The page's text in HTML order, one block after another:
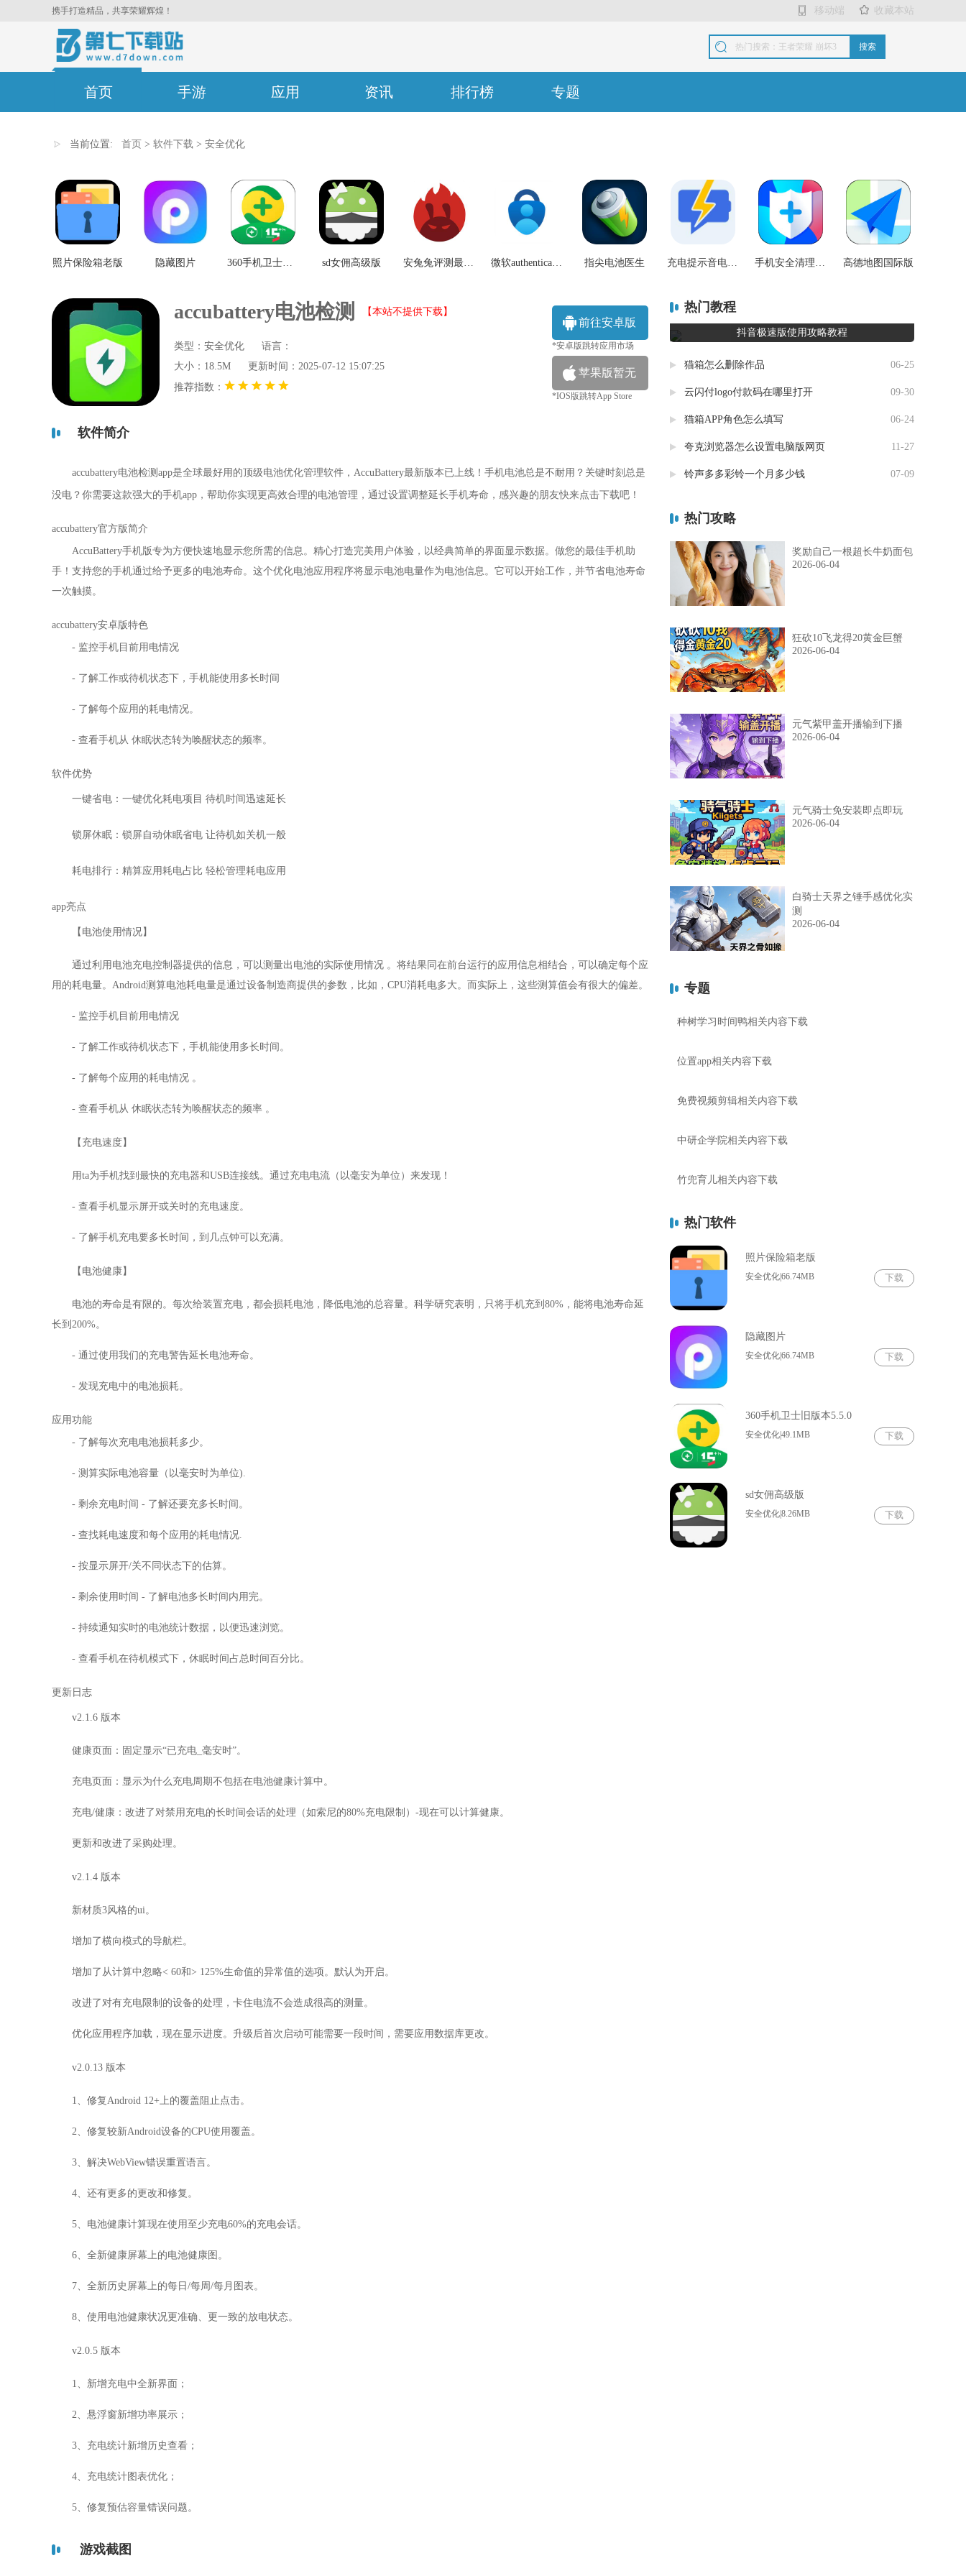
携手打造精品，共享荣耀辉煌！ 移动端 收藏本站
搜索
首页 手游 应用 资讯 排行榜 专题
当前位置: 首页 > 软件下载 > 安全优化
照片保险箱老版 隐藏图片 360手机卫士旧版本5.5.0 sd女佣高级版 安兔兔评测最新版本 微软authenticator身份验证器 指尖电池医生 充电提示音电池管家 手机安全清理大师 高德地图国际版
accubattery电池检测 【本站不提供下载】
类型：安全优化
语言：
大小：18.5M
更新时间：2025-07-12 15:07:25
推荐指数：
前往安卓版
*安卓版跳转应用市场
苹果版暂无
*IOS版跳转App Store
软件简介
accubattery电池检测app是全球最好用的顶级电池优化管理软件，AccuBattery最新版本已上线！手机电池总是不耐用？关键时刻总是
没电？你需要这款强大的手机app，帮助你实现更高效合理的电池管理，通过设置调整延长手机寿命，感兴趣的朋友快来点击下载吧！
accubattery官方版简介
AccuBattery手机版专为方便快速地显示您所需的信息。精心打造完美用户体验，以经典简单的界面显示数据。做您的最佳手机助
手！支持您的手机通过给予更多的电池寿命。这个优化电池应用程序将显示电池电量作为电池信息。它可以开始工作，并节省电池寿命
一次触摸。
accubattery安卓版特色
- 监控手机目前用电情况
- 了解工作或待机状态下，手机能使用多长时间
- 了解每个应用的耗电情况。
- 查看手机从 休眠状态转为唤醒状态的频率。
软件优势
一键省电 ：一键优化耗电项目 待机时间迅速延长
锁屏休眠 ：锁屏自动休眠省电 让待机如关机一般
耗电排行 ：精算应用耗电占比 轻松管理耗电应用
app亮点
【电池使用情况】
通过利用电池充电控制器提供的信息，可以测量出电池的实际使用情况 。将结果同在前台运行的应用信息相结合，可以确定每个应
用的耗电量。Android测算电池耗电量是通过设备制造商提供的参数，比如，CPU消耗电多大。而实际上，这些测算值会有很大的偏差。
- 监控手机目前用电情况
- 了解工作或待机状态下，手机能使用多长时间。
- 了解每个应用的耗电情况 。
- 查看手机从 休眠状态转为唤醒状态的频率 。
【充电速度】
用ta为手机找到最快的充电器和USB连接线。通过充电电流（以毫安为单位）来发现！
- 查看手机显示屏开或关时的充电速度。
- 了解手机充电要多长时间，到几点钟可以充满。
【电池健康】
电池的寿命是有限的。每次给装置充电，都会损耗电池，降低电池的总容量。科学研究表明，只将手机充到80%，能将电池寿命延
长到200%。
- 通过使用我们的充电警告延长电池寿命。
- 发现充电中的电池损耗。
应用功能
- 了解每次充电电池损耗多少。
- 测算实际电池容量（以毫安时为单位).
- 剩余充电时间 - 了解还要充多长时间。
- 查找耗电速度和每个应用的耗电情况.
- 按显示屏开/关不同状态下的估算。
- 剩余使用时间 - 了解电池多长时间内用完。
- 持续通知实时的电池统计数据，以便迅速浏览。
- 查看手机在待机模式下，休眠时间占总时间百分比。
更新日志
v2.1.6 版本
健康页面：固定显示“已充电_毫安时”。
充电页面：显示为什么充电周期不包括在电池健康计算中。
充电/健康：改进了对禁用充电的长时间会话的处理（如索尼的80%充电限制）-现在可以计算健康。
更新和改进了采购处理。
v2.1.4 版本
新材质3风格的ui。
增加了横向模式的导航栏。
增加了从计算中忽略< 60和> 125%生命值的异常值的选项。默认为开启。
改进了对有充电限制的设备的处理，卡住电流不会造成很高的测量。
优化应用程序加载，现在显示进度。升级后首次启动可能需要一段时间，需要应用数据库更改。
v2.0.13 版本
1、修复Android 12+上的覆盖阻止点击。
2、修复较新Android设备的CPU使用覆盖。
3、解决WebView错误重置语言。
4、还有更多的更改和修复。
5、电池健康计算现在使用至少充电60%的充电会话。
6、全新健康屏幕上的电池健康图。
7、全新历史屏幕上的每日/每周/每月图表。
8、使用电池健康状况更准确、更一致的放电状态。
v2.0.5 版本
1、新增充电中全新界面；
2、悬浮窗新增功率展示；
3、充电统计新增历史查看；
4、充电统计图表优化；
5、修复预估容量错误问题。
游戏截图
热门教程
抖音极速版使用攻略教程
猫箱怎么删除作品 06-25
云闪付logo付款码在哪里打开 09-30
猫箱APP角色怎么填写 06-24
夸克浏览器怎么设置电脑版网页 11-27
铃声多多彩铃一个月多少钱 07-09
热门攻略
奖励自己一根超长牛奶面包
2026-06-04
狂砍10飞龙得20黄金巨蟹
2026-06-04
元气紫甲盖开播输到下播
2026-06-04
元气骑士免安装即点即玩
2026-06-04
白骑士天界之锤手感优化实
测
2026-06-04
专题
种树学习时间鸭相关内容下载
位置app相关内容下载
免费视频剪辑相关内容下载
中研企学院相关内容下载
竹兜育儿相关内容下载
热门软件
照片保险箱老版
安全优化|66.74MB 下载
隐藏图片
安全优化|66.74MB 下载
360手机卫士旧版本5.5.0
安全优化|49.1MB 下载
sd女佣高级版
安全优化|8.26MB 下载